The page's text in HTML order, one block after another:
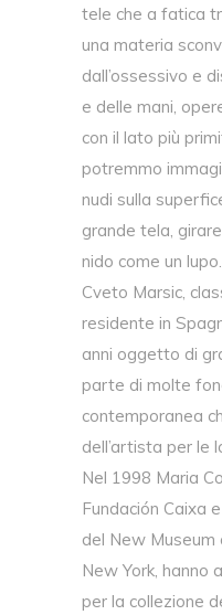
tele che a fatica
una materia
dall’ossessivo e
e delle mani,
con il lato più
potremmo
nudi sulla
grande tela,
nido come un lupo.
Cveto Marsic,
residente in
anni oggetto di
parte di molte
contemporanea
dell’artista per le
Nel 1998 Maria
Fundación Caixa
del New
New York, hanno
per la collezione